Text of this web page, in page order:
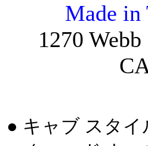
Made in
1270
● キャブ スタイ